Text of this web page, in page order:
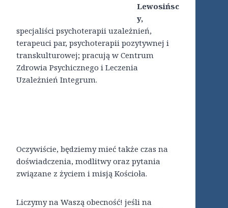
Lewosińsc
y,
specjaliści psychoterapii uzależnień,
terapeuci par, psychoterapii pozytywnej i
transkulturowej; pracują w Centrum
Zdrowia Psychicznego i Leczenia
Uzależnień Integrum.
Oczywiście, będziemy mieć także czas na
doświadczenia, modlitwy oraz pytania
związane z życiem i misją Kościoła.
Liczymy na Waszą obecność! jeśli na